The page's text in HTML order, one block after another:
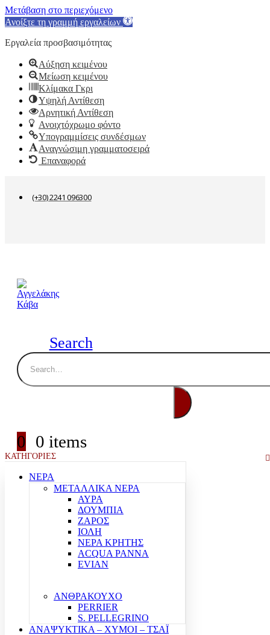
Μετάβαση στο περιεχόμενο
Ανοίξτε τη γραμμή εργαλείων
Εργαλεία προσβασιμότητας
Αύξηση κειμένου
Μείωση κειμένου
Κλίμακα Γκρι
Υψηλή Αντίθεση
Αρνητική Αντίθεση
Ανοιχτόχρωμο φόντο
Υπογραμμίσεις συνδέσμων
Αναγνώσιμη γραμματοσειρά
Επαναφορά
(+30) 2241 096300
Search
0 0 items
ΚΑΤΗΓΟΡΙΕΣ
ΝΕΡΑ
ΜΕΤΑΛΛΙΚΑ ΝΕΡΑ
ΑΥΡΑ
ΔΟΥΜΠΙΑ
ΖΑΡΟΣ
ΙΟΛΗ
ΝΕΡΑ ΚΡΗΤΗΣ
ACQUA PANNA
EVIAN
ΑΝΘΡΑΚΟΥΧΟ
PERRIER
S. PELLEGRINO
ΑΝΑΨΥΚΤΙΚΑ – ΧΥΜΟΙ – ΤΣΑΪ